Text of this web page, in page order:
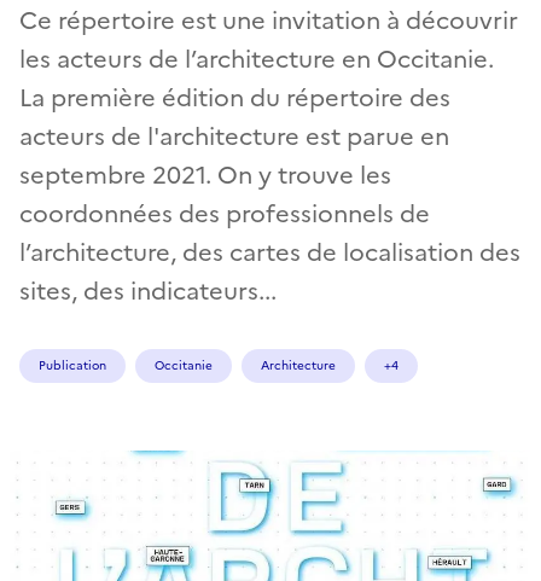
Ce répertoire est une invitation à découvrir
les acteurs de l’architecture en Occitanie.
La première édition du répertoire des
acteurs de l'architecture est parue en
septembre 2021. On y trouve les
coordonnées des professionnels de
l’architecture, des cartes de localisation des
sites, des indicateurs...
Publication Occitanie Architecture +4